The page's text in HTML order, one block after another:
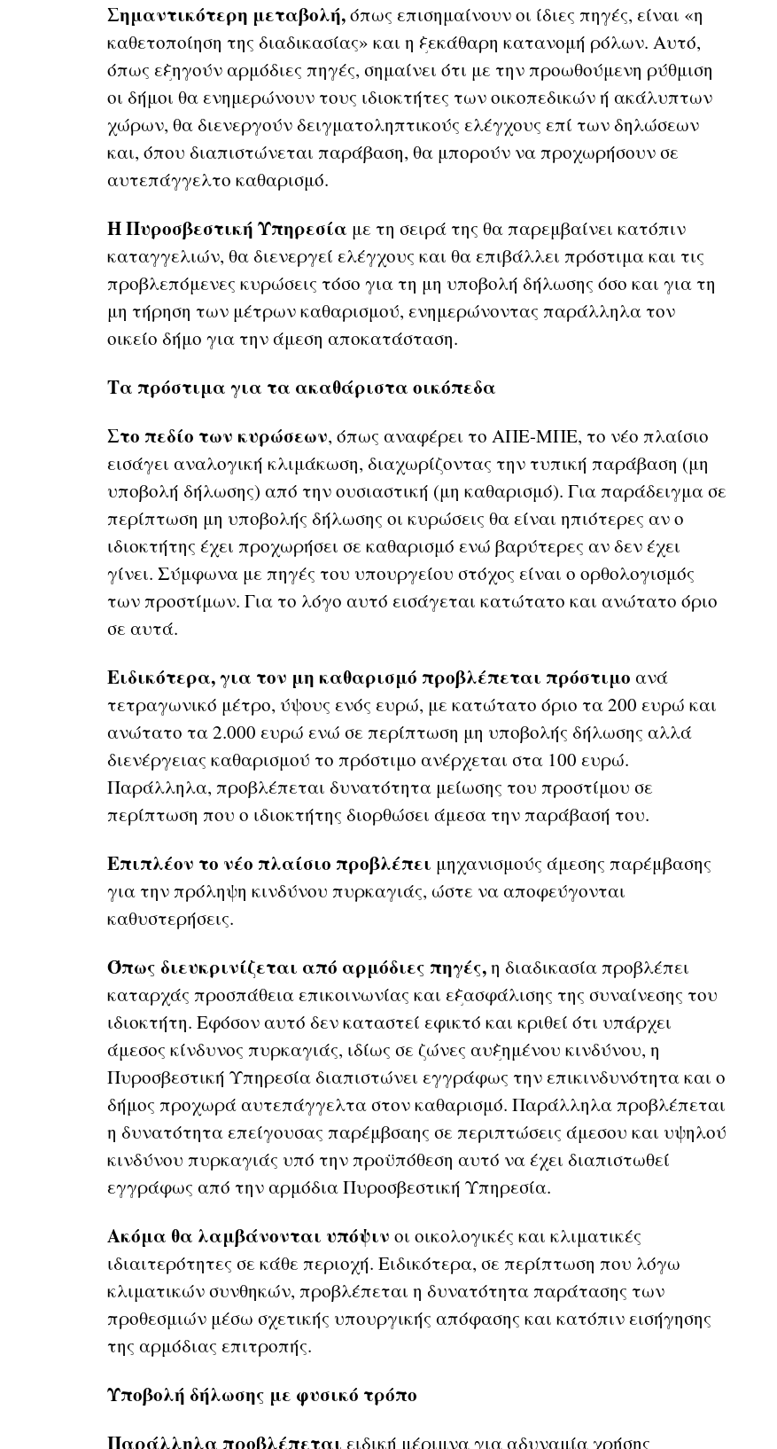
Σημαντικότερη μεταβολή,όπως επισημαίνουν οι ίδιες πηγές, είναι «η
καθετοποίηση της διαδικασίας» και η ξεκάθαρη κατανομή ρόλων. Αυτό,
όπως εξηγούν αρμόδιες πηγές, σημαίνει ότι με την προωθούμενη ρύθμιση
οι δήμοι θα ενημερώνουν τους ιδιοκτήτες των οικοπεδικών ή ακάλυπτων
χώρων, θα διενεργούν δειγματοληπτικούς ελέγχους επί των δηλώσεων
και, όπου διαπιστώνεται παράβαση, θα μπορούν να προχωρήσουν σε
αυτεπάγγελτο καθαρισμό.
Η Πυροσβεστική Υπηρεσία με τη σειρά της θα παρεμβαίνει κατόπιν
καταγγελιών, θα διενεργεί ελέγχους και θα επιβάλλει πρόστιμα και τις
προβλεπόμενες κυρώσεις τόσο για τη μη υποβολή δήλωσης όσο και για τη
μη τήρηση των μέτρων καθαρισμού, ενημερώνοντας παράλληλα τον
οικείο δήμο για την άμεση αποκατάσταση.
Τα πρόστιμα για τα ακαθάριστα οικόπεδα
Στο πεδίο των κυρώσεων, όπως αναφέρει το ΑΠΕ-ΜΠΕ, το νέο πλαίσιο
εισάγει αναλογική κλιμάκωση, διαχωρίζοντας την τυπική παράβαση (μη
υποβολή δήλωσης) από την ουσιαστική (μη καθαρισμό). Για παράδειγμα σε
περίπτωση μη υποβολής δήλωσης οι κυρώσεις θα είναι ηπιότερες αν ο
ιδιοκτήτης έχει προχωρήσει σε καθαρισμό ενώ βαρύτερες αν δεν έχει
γίνει. Σύμφωνα με πηγές του υπουργείου στόχος είναι ο ορθολογισμός
των προστίμων. Για το λόγο αυτό εισάγεται κατώτατο και ανώτατο όριο
σε αυτά.
Ειδικότερα, για τον μη καθαρισμό προβλέπεται πρόστιμο ανά
τετραγωνικό μέτρο, ύψους ενός ευρώ, με κατώτατο όριο τα 200 ευρώ και
ανώτατο τα 2.000 ευρώ ενώ σε περίπτωση μη υποβολής δήλωσης αλλά
διενέργειας καθαρισμού το πρόστιμο ανέρχεται στα 100 ευρώ.
Παράλληλα, προβλέπεται δυνατότητα μείωσης του προστίμου σε
περίπτωση που ο ιδιοκτήτης διορθώσει άμεσα την παράβασή του.
Επιπλέον το νέο πλαίσιο προβλέπει μηχανισμούς άμεσης παρέμβασης
για την πρόληψη κινδύνου πυρκαγιάς, ώστε να αποφεύγονται
καθυστερήσεις.
Όπως διευκρινίζεται από αρμόδιες πηγές,η διαδικασία προβλέπει
καταρχάς προσπάθεια επικοινωνίας και εξασφάλισης της συναίνεσης του
ιδιοκτήτη. Εφόσον αυτό δεν καταστεί εφικτό και κριθεί ότι υπάρχει
άμεσος κίνδυνος πυρκαγιάς, ιδίως σε ζώνες αυξημένου κινδύνου, η
Πυροσβεστική Υπηρεσία διαπιστώνει εγγράφως την επικινδυνότητα και ο
δήμος προχωρά αυτεπάγγελτα στον καθαρισμό. Παράλληλα προβλέπεται
η δυνατότητα επείγουσας παρέμβσαης σε περιπτώσεις άμεσου και υψηλού
κινδύνου πυρκαγιάς υπό την προϋπόθεση αυτό να έχει διαπιστωθεί
εγγράφως από την αρμόδια Πυροσβεστική Υπηρεσία.
Ακόμα θα λαμβάνονται υπόψιν οι οικολογικές και κλιματικές
ιδιαιτερότητες σε κάθε περιοχή. Ειδικότερα, σε περίπτωση που λόγω
κλιματικών συνθηκών, προβλέπεται η δυνατότητα παράτασης των
προθεσμιών μέσω σχετικής υπουργικής απόφασης και κατόπιν εισήγησης
της αρμόδιας επιτροπής.
Υποβολή δήλωσης με φυσικό τρόπο
Παράλληλα προβλέπεται ειδική μέριμνα για αδυναμία χρήσης